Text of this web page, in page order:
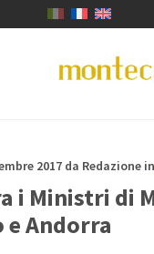
2017 da Redazione in
i Ministri di
e Andorra